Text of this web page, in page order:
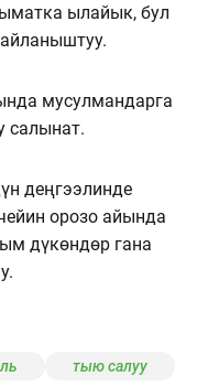
ылайык, бул
мусулмандарга
салынат.
деңгээлинде
орозо айында
дүкөндөр гана
тыю салуу